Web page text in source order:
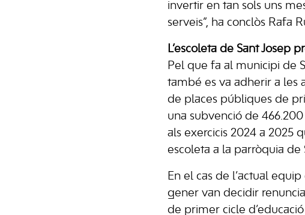
invertir en tan sols uns
serveis”, ha conclòs Rafa
L’escoleta de Sant Josep
Pel que fa al municipi de
també es va adherir a les
de places públiques de
una subvenció de
als exercicis 2024 a 2025
escoleta a la parròquia de
En el cas de l’actual
gener van decidir
de primer cicle